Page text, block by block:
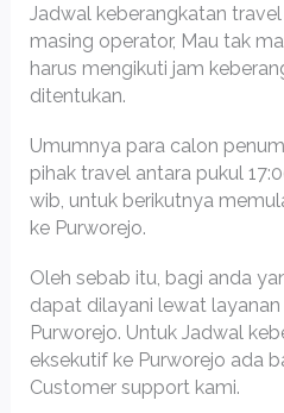
Jadwal keberangkatan
masing operator, Mau tak
harus mengikuti jam
ditentukan.
Umumnya para calon
pihak travel antara pukul
wib, untuk berikutnya
ke Purworejo.
Oleh sebab itu, bagi anda
dapat dilayani lewat
Purworejo. Untuk Jadwal
eksekutif ke Purworejo ada
Customer support kami.